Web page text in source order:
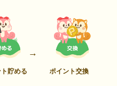
貯める ポイント交換